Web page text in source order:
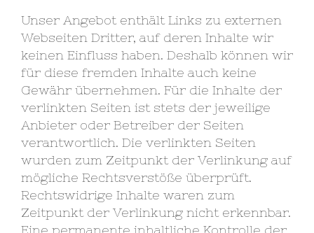
Unser Angebot enthält Links zu externen
Webseiten Dritter, auf deren Inhalte wir
keinen Einfluss haben. Deshalb können wir
für diese fremden Inhalte auch keine
Gewähr übernehmen. Für die Inhalte der
verlinkten Seiten ist stets der jeweilige
Anbieter oder Betreiber der Seiten
verantwortlich. Die verlinkten Seiten
wurden zum Zeitpunkt der Verlinkung auf
mögliche Rechtsverstöße überprüft.
Rechtswidrige Inhalte waren zum
Zeitpunkt der Verlinkung nicht erkennbar.
Eine permanente inhaltliche Kontrolle der